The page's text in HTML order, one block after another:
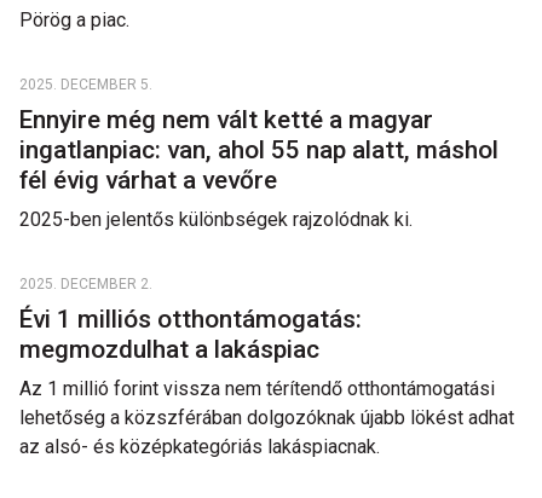
Pörög a piac.
2025. DECEMBER 5.
Ennyire még nem vált ketté a magyar
ingatlanpiac: van, ahol 55 nap alatt, máshol
fél évig várhat a vevőre
2025-ben jelentős különbségek rajzolódnak ki.
2025. DECEMBER 2.
Évi 1 milliós otthontámogatás:
megmozdulhat a lakáspiac
Az 1 millió forint vissza nem térítendő otthontámogatási
lehetőség a közszférában dolgozóknak újabb lökést adhat
az alsó- és középkategóriás lakáspiacnak.